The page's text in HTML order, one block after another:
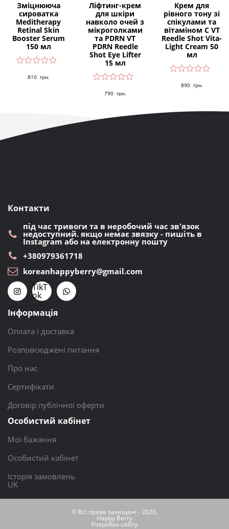
Зміцнююча
сироватка
Meditherapy
Retinal Skin
Booster Serum
150 мл
810 грн.
Ліфтинг-крем
для шкіри
навколо очей з
мікроголками
та PDRN VT
PDRN Reedle
Shot Eye Lifter
15 мл
790 грн.
Крем для
рівного тону зі
спікулами та
вітаміном С VT
Reedle Shot Vita-
Light Cream 50
мл
890 грн.
Контакти
під час тривоги та в неробочий час зв'язок
недоступний. якщо немає звязку - пишіть в
Instagram або на електронну пошту
+380979361718
koreanhappyberry@gmail.com
TikT
ok
Інформація
Оплата і доставка
Розповсюджені питання
Про нас
Сертифікати
Договір публічної оферти
Особистий кабінет
Мої бажання
Особистий кабінет
Історія замовлень
UK
© Всі права захищені - 2026,
Happy Berry
Розробка сайту